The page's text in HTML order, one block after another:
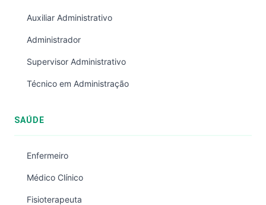
Auxiliar Administrativo
Administrador
Supervisor Administrativo
Técnico em Administração
SAÚDE
Enfermeiro
Médico Clínico
Fisioterapeuta